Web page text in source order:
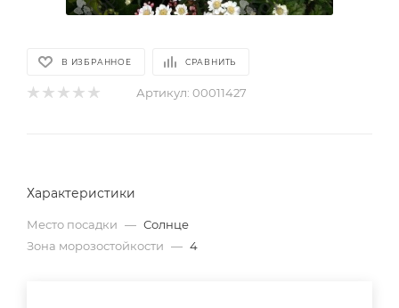
В ИЗБРАННОЕ СРАВНИТЬ
Артикул: 00011427
Характеристики
Место посадки — Солнце
Зона морозостойкости — 4